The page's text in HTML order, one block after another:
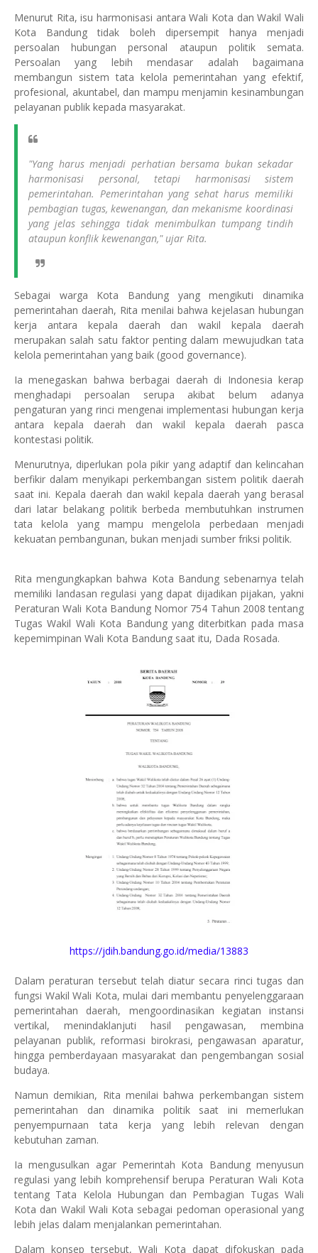
Menurut Rita, isu harmonisasi antara Wali Kota dan Wakil Wali
Kota Bandung tidak boleh dipersempit hanya menjadi
persoalan hubungan personal ataupun politik semata.
Persoalan yang lebih mendasar adalah bagaimana
membangun sistem tata kelola pemerintahan yang efektif,
profesional, akuntabel, dan mampu menjamin kesinambungan
pelayanan publik kepada masyarakat.
"Yang harus menjadi perhatian bersama bukan sekadar
harmonisasi personal, tetapi harmonisasi sistem
pemerintahan. Pemerintahan yang sehat harus memiliki
pembagian tugas, kewenangan, dan mekanisme koordinasi
yang jelas sehingga tidak menimbulkan tumpang tindih
ataupun konflik kewenangan," ujar Rita.
Sebagai warga Kota Bandung yang mengikuti dinamika
pemerintahan daerah, Rita menilai bahwa kejelasan hubungan
kerja antara kepala daerah dan wakil kepala daerah
merupakan salah satu faktor penting dalam mewujudkan tata
kelola pemerintahan yang baik (good governance).
Ia menegaskan bahwa berbagai daerah di Indonesia kerap
menghadapi persoalan serupa akibat belum adanya
pengaturan yang rinci mengenai implementasi hubungan kerja
antara kepala daerah dan wakil kepala daerah pasca
kontestasi politik.
Menurutnya, diperlukan pola pikir yang adaptif dan kelincahan
berfikir dalam menyikapi perkembangan sistem politik daerah
saat ini. Kepala daerah dan wakil kepala daerah yang berasal
dari latar belakang politik berbeda membutuhkan instrumen
tata kelola yang mampu mengelola perbedaan menjadi
kekuatan pembangunan, bukan menjadi sumber friksi politik.
Rita mengungkapkan bahwa Kota Bandung sebenarnya telah
memiliki landasan regulasi yang dapat dijadikan pijakan, yakni
Peraturan Wali Kota Bandung Nomor 754 Tahun 2008 tentang
Tugas Wakil Wali Kota Bandung yang diterbitkan pada masa
kepemimpinan Wali Kota Bandung saat itu, Dada Rosada.
https://jdih.bandung.go.id/media/13883
Dalam peraturan tersebut telah diatur secara rinci tugas dan
fungsi Wakil Wali Kota, mulai dari membantu penyelenggaraan
pemerintahan daerah, mengoordinasikan kegiatan instansi
vertikal, menindaklanjuti hasil pengawasan, membina
pelayanan publik, reformasi birokrasi, pengawasan aparatur,
hingga pemberdayaan masyarakat dan pengembangan sosial
budaya.
Namun demikian, Rita menilai bahwa perkembangan sistem
pemerintahan dan dinamika politik saat ini memerlukan
penyempurnaan tata kerja yang lebih relevan dengan
kebutuhan zaman.
Ia mengusulkan agar Pemerintah Kota Bandung menyusun
regulasi yang lebih komprehensif berupa Peraturan Wali Kota
tentang Tata Kelola Hubungan dan Pembagian Tugas Wali
Kota dan Wakil Wali Kota sebagai pedoman operasional yang
lebih jelas dalam menjalankan pemerintahan.
Dalam konsep tersebut, Wali Kota dapat difokuskan pada